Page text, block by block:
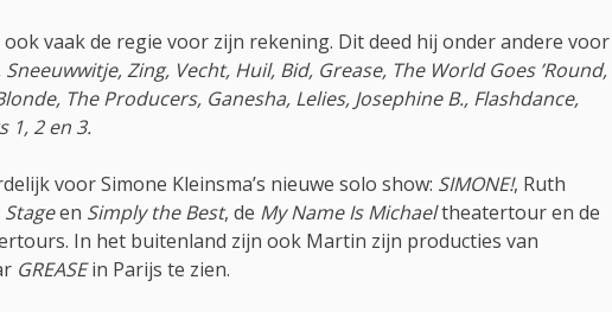
vaak de regie voor zijn rekening. Dit deed hij onder andere voor
Zing, Vecht, Huil, Bid, Grease, The World Goes ’Round,
The Producers, Ganesha, Lelies, Josephine B., Flashdance,
1, 2 en 3.
voor Simone Kleinsma’s nieuwe solo show: SIMONE!, Ruth
en Simply the Best, de My Name Is Michaeltheatertour en de
In het buitenland zijn ook Martin zijn producties van
GREASEin Parijs te zien.